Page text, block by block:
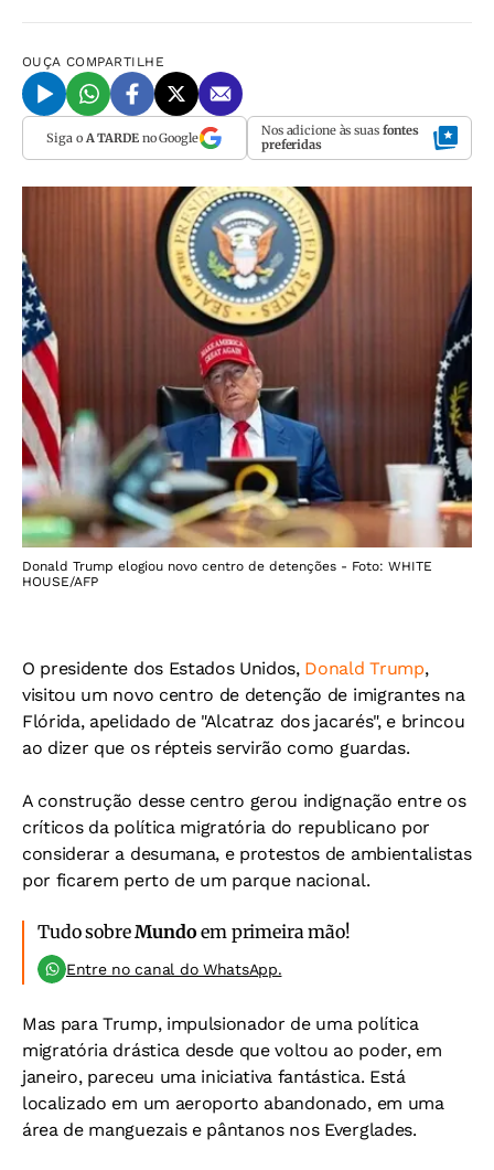
OUÇA COMPARTILHE
Siga o A TARDEno Google Nos adicione às suas fontes
preferidas
Donald Trump elogiou novo centro de detenções - Foto: WHITE
HOUSE/AFP
O presidente dos Estados Unidos, Donald Trump,
visitou um novo centro de detenção de imigrantes na
Flórida, apelidado de "Alcatraz dos jacarés", e brincou
ao dizer que os répteis servirão como guardas.
A construção desse centro gerou indignação entre os
críticos da política migratória do republicano por
considerar a desumana, e protestos de ambientalistas
por ficarem perto de um parque nacional.
Tudo sobreMundo em primeira mão!
Entre no canal do WhatsApp.
Mas para Trump, impulsionador de uma política
migratória drástica desde que voltou ao poder, em
janeiro, pareceu uma iniciativa fantástica. Está
localizado em um aeroporto abandonado, em uma
área de manguezais e pântanos nos Everglades.